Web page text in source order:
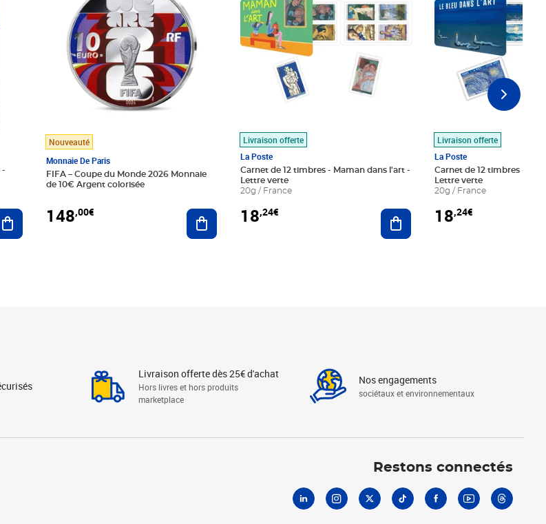
-
Ajouter au panier
Nouveauté
Monnaie De Paris
FIFA – Coupe du Monde 2026 Monnaie
de 10€ Argent colorisée
148,00€ Ajouter au panier
Livraison offerte
La Poste
Carnet de 12 timbres - Maman dans l'art -
Lettre verte
20g / France
18,24€ Ajouter au panier
Livraison offerte
La Poste
Carnet de 12 timbres - Le
Lettre verte
20g / France
18,24€
Livraison offerte dès 25€ d'achat
Hors livres et hors produits
marketplace
Nos engagements
sociétaux et environnementaux
Restons connectés